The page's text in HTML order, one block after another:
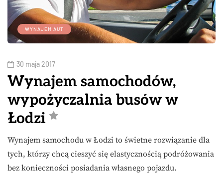
WYNAJEM AUT
30 maja 2017
Wynajem samochodów,
wypożyczalnia busów w
Łodzi
Wynajem samochodu w Łodzi to świetne rozwiązanie dla
tych, którzy chcą cieszyć się elastycznością podróżowania
bez konieczności posiadania własnego pojazdu.